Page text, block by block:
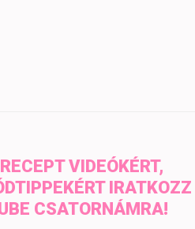
VIDEÓKÉRT,
IRATKOZZ
CSATORNÁMRA!